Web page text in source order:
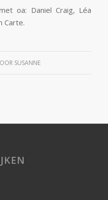
oa: Daniel Craig, Léa
Carte.
SUSANNE